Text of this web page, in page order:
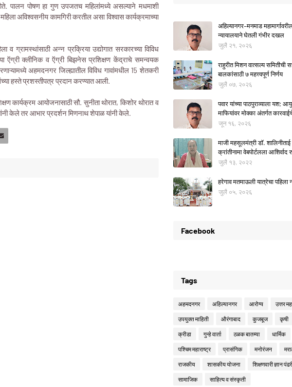
पालन पोषण हा गुण उपजतच महिलांमध्ये असल्याने मधमाशी
अविश्वसनीय कामगिरी करतील असा विश्वास कार्यक्रमाच्या
व ग्रामस्थांसाठी अन्न प्रक्रिया उद्योगात सरकारच्या विविध
ऍग्री क्लीनिक व ऍग्री बिझनेस प्रशिक्षण केंद्राचे समन्वयक
अहमदनगर जिल्ह्यातील विविध गावांमधील 15 शेतकरी
हस्ते प्रशस्तीपत्र प्रदान करण्यात आली.
कार्यक्रम आयोजनासाठी सौ. सुनीता थोरात, किशोर थोरात व
केले तर आभार प्रदर्शन मिणनाथ शेपाळ यांनी केले.
अहिल्यानगर–मनमाड
न्यायालयाने घेतली गंभीर दखल
जुलै २१, २०२६
राहुरीत मिशन वात्सल्य समितीची
बालकांसाठी ७ महत्त्वपूर्ण निर्णय
जुलै ०७, २०२६
पवार यांच्या पाठपुराव्याला यश;
माफियांवर मोक्का अंतर्गत
जून १६, २०२६
माजी महसूलमंत्री डॉ.
क्रांतीनामा वेबपोर्टलला आशिर्वाद
जुलै १३, २०२२
हरेगाव मतमाऊली यात्रेचा पहिला
जुलै ०५, २०२६
Facebook
Tags
अहमदनगर अहिल्यानगर आरोग्य उत्तर
उपयुक्त माहिती औरंगाबाद कुजबूज कृषी
क्रीडा गुन्हे वार्ता ठळक बातम्या धार्मिक
पश्चिम महाराष्ट्र प्रासंगिक मनोरंजन
राजकीय शासकीय योजना शिक्षणवारी ज्ञान
सामाजिक साहित्य व संस्कृती